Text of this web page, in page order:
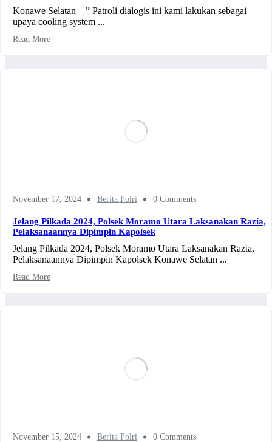
Konawe Selatan – ” Patroli dialogis ini kami lakukan sebagai
upaya cooling system ...
Read More
November 17, 2024 Berita Polri 0 Comments
Jelang Pilkada 2024, Polsek Moramo Utara Laksanakan Razia,
Pelaksanaannya Dipimpin Kapolsek
Jelang Pilkada 2024, Polsek Moramo Utara Laksanakan Razia,
Pelaksanaannya Dipimpin Kapolsek Konawe Selatan ...
Read More
November 15, 2024 Berita Polri 0 Comments